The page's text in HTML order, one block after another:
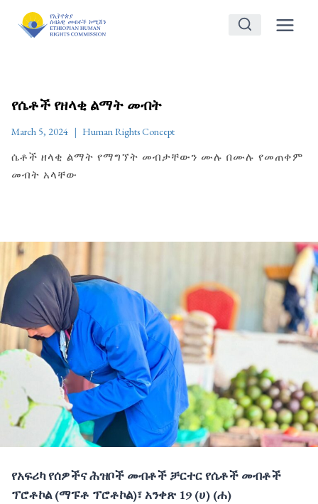
የሴቶች የዘላቂ ልማት መብት
March 5, 2024 Human Rights Concept
ሴቶች ዘላቂ ልማት የማግኘት መብታቸውን ሙሉ በሙሉ የመጠቀም
መብት አላቸው
የአፍሪካ የሰዎችና ሕዝቦች መብቶች ቻርተር የሴቶች መብቶች
ፕሮቶኮል (ማፑቶ ፕሮቶኮል)፣ አንቀጽ 19 (ሀ) (ሐ)